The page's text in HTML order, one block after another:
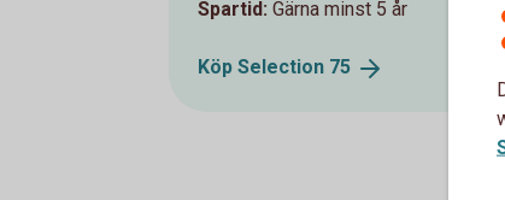
Spartid: Gärna minst 5 år
Köp Selection 75